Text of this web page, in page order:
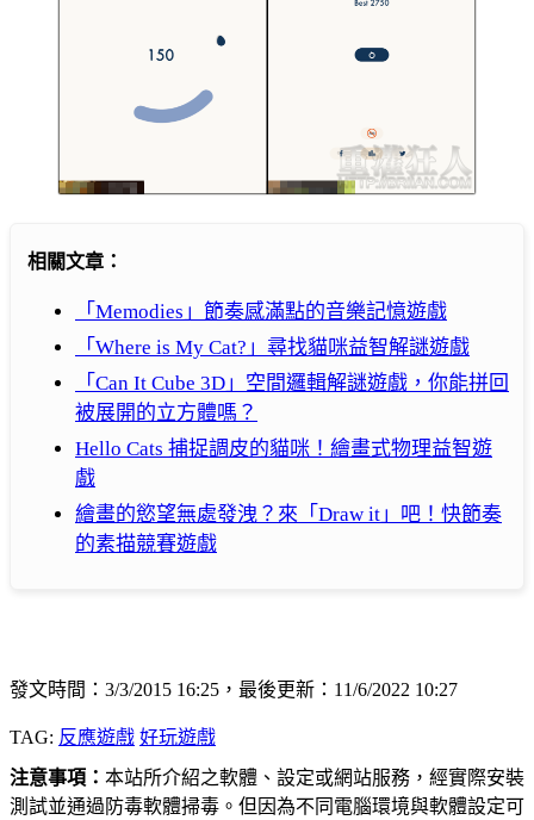
相關文章：
「Memodies」節奏感滿點的音樂記憶遊戲
「Where is My Cat?」尋找貓咪益智解謎遊戲
「Can It Cube 3D」空間邏輯解謎遊戲，你能拼回
被展開的立方體嗎？
Hello Cats 捕捉調皮的貓咪！繪畫式物理益智遊
戲
繪畫的慾望無處發洩？來「Draw it」吧！快節奏
的素描競賽遊戲
發文時間：3/3/2015 16:25，最後更新：11/6/2022 10:27
TAG: 反應遊戲 好玩遊戲
注意事項： 本站所介紹之軟體、設定或網站服務，經實際安裝
測試並通過防毒軟體掃毒。但因為不同電腦環境與軟體設定可